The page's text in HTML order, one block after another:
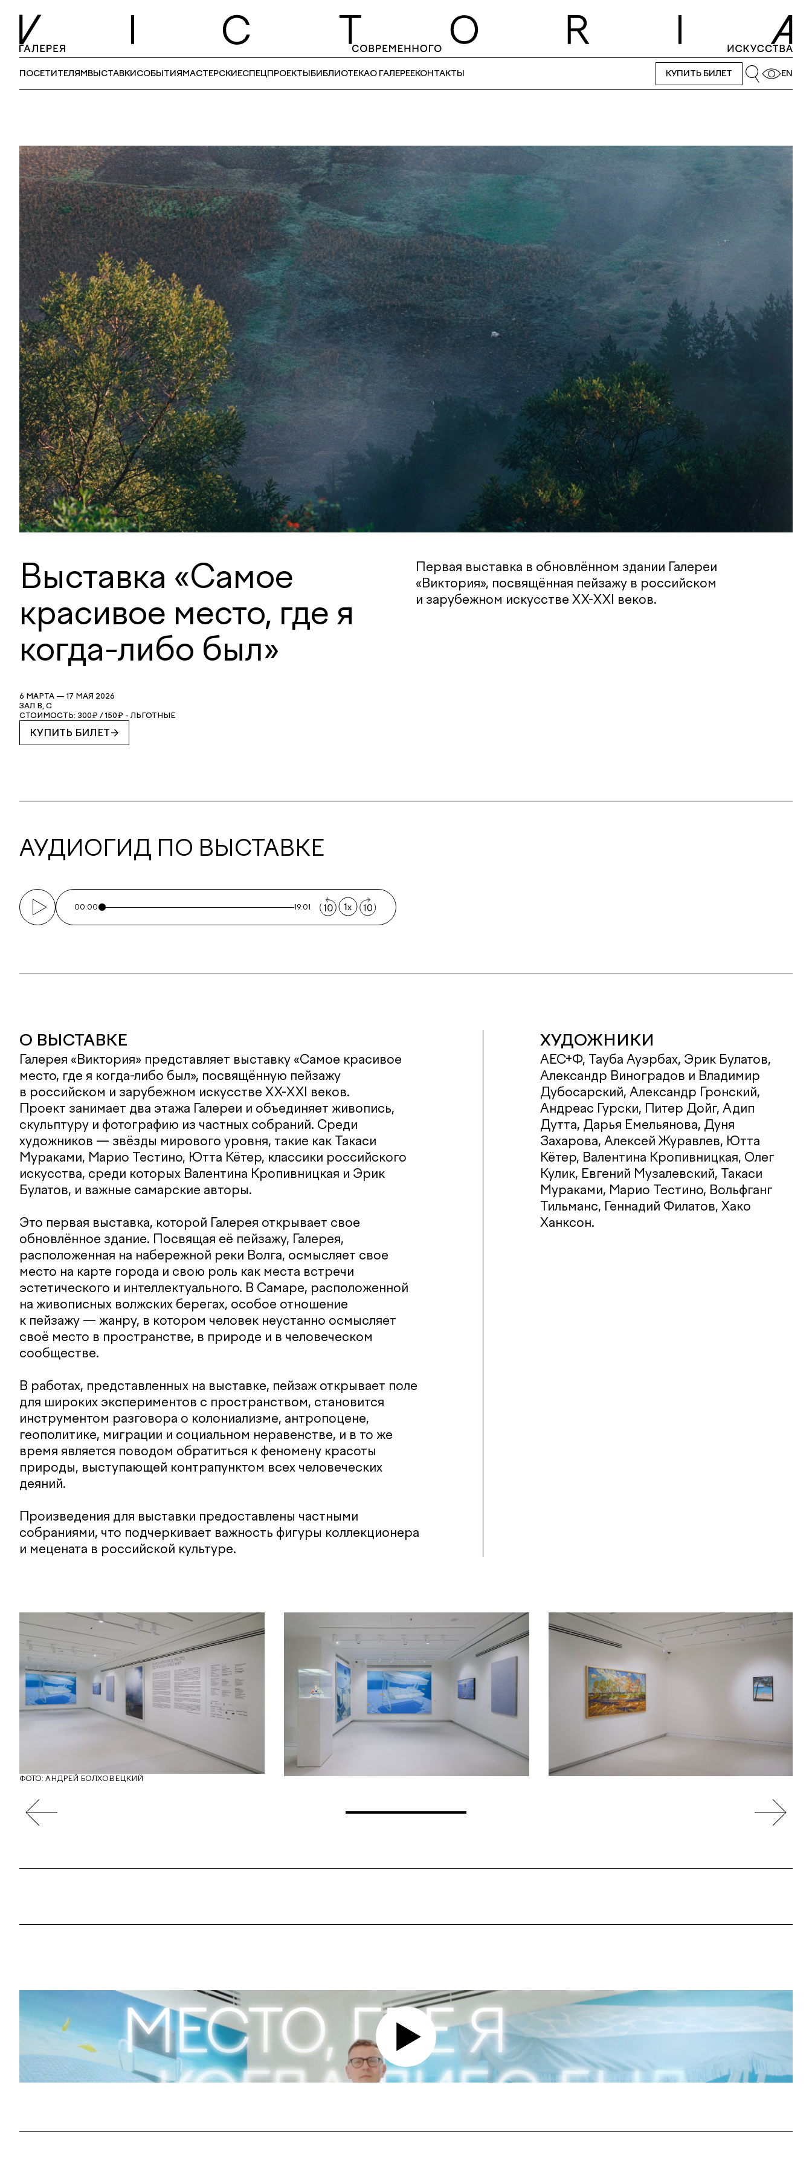
ПОСЕТИТЕЛЯМВЫСТАВКИСОБЫТИЯМАСТЕРСКИЕСПЕЦПРОЕКТЫБИБЛИОТЕКАО ГАЛЕРЕЕКОНТАКТЫ КУПИТЬ БИЛЕТ EN
Выставка «Самое
красивое место, где я
когда-либо был»
6 МАРТА — 17 МАЯ 2026
ЗАЛ В, С
СТОИМОСТЬ: 300₽ / 150₽ - ЛЬГОТНЫЕ
КУПИТЬ БИЛЕТ
Первая выставка в обновлённом здании Галереи
«Виктория», посвящённая пейзажу в российском
и зарубежном искусстве ХХ-XXI веков.
АУДИОГИД ПО ВЫСТАВКЕ
00:00 19:01
О ВЫСТАВКЕ
Галерея «Виктория» представляет выставку «Самое красивое
место, где я когда-либо был», посвящённую пейзажу
в российском и зарубежном искусстве ХХ-XXI веков.
Проект занимает два этажа Галереи и объединяет живопись,
скульптуру и фотографию из частных собраний. Среди
художников — звёзды мирового уровня, такие как Такаси
Мураками, Марио Тестино, Ютта Кётер, классики российского
искусства, среди которых Валентина Кропивницкая и Эрик
Булатов, и важные самарские авторы.
Это первая выставка, которой Галерея открывает свое
обновлённое здание. Посвящая её пейзажу, Галерея,
расположенная на набережной реки Волга, осмысляет свое
место на карте города и свою роль как места встречи
эстетического и интеллектуального. В Самаре, расположенной
на живописных волжских берегах, особое отношение
к пейзажу — жанру, в котором человек неустанно осмысляет
своё место в пространстве, в природе и в человеческом
сообществе.
В работах, представленных на выставке, пейзаж открывает поле
для широких экспериментов с пространством, становится
инструментом разговора о колониализме, антропоцене,
геополитике, миграции и социальном неравенстве, и в то же
время является поводом обратиться к феномену красоты
природы, выступающей контрапунктом всех человеческих
деяний.
Произведения для выставки предоставлены частными
собраниями, что подчеркивает важность фигуры коллекционера
и мецената в российской культуре.
ХУДОЖНИКИ
АЕС+Ф, Тауба Ауэрбах, Эрик Булатов,
Александр Виноградов и Владимир
Дубосарский, Александр Гронский,
Андреас Гурски, Питер Дойг, Адип
Дутта, Дарья Емельянова, Дуня
Захарова, Алексей Журавлев, Ютта
Кётер, Валентина Кропивницкая, Олег
Кулик, Евгений Музалевский, Такаси
Мураками, Марио Тестино, Вольфганг
Тильманс, Геннадий Филатов, Хако
Ханксон.
ФОТО: АНДРЕЙ БОЛХОВЕЦКИЙ